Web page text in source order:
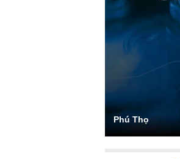
Phú Thọ